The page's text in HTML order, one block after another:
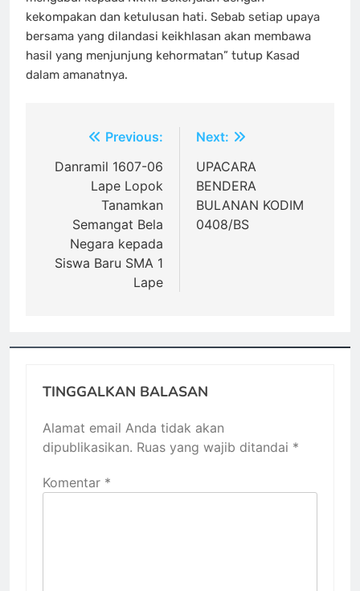
kekompakan dan ketulusan hati. Sebab setiap upaya
bersama yang dilandasi keikhlasan akan membawa
hasil yang menjunjung kehormatan” tutup Kasad
dalam amanatnya.
Navigasi
pos
Previous:
Danramil 1607-06
Lape Lopok
Tanamkan
Semangat Bela
Negara kepada
Siswa Baru SMA 1
Lape
Next:
UPACARA
BENDERA
BULANAN KODIM
0408/BS
TINGGALKAN BALASAN
Alamat email Anda tidak akan
dipublikasikan. Ruas yang wajib ditandai *
Komentar *